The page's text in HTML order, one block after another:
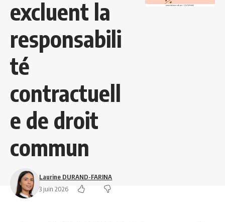
excluent la
responsabili
té
contractuell
e de droit
commun
Laurine DURAND-FARINA
3 juin 2026